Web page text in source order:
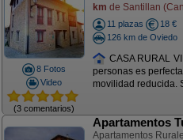
8 Fotos
Video
(3 comentarios)
km de Santillan
11 plazas
18 €
126 km de Oviedo
CASA RURAL
personas es
movilidad reducida.
Apartamentos
Apartamentos